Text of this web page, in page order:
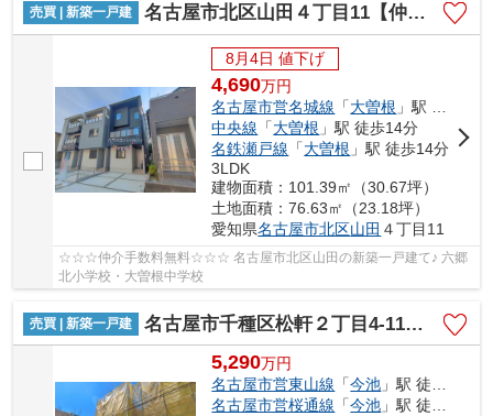
売買 | 新築一戸建 名古屋市北区山田４丁目11【仲介手数料無料】新築一戸建て 3号棟
8月4日 値下げ
4,690万円
名古屋市営名城線 「大曽根 」駅 徒歩14分
中央線 「大曽根 」駅 徒歩14分
名鉄瀬戸線 「大曽根 」駅 徒歩14分
3LDK
建物面積：101.39㎡（30.67坪）
土地面積：76.63㎡（23.18坪）
愛知県名古屋市北区山田 ４丁目11
☆☆☆仲介手数料無料☆☆☆ 名古屋市北区山田の新築一戸建て♪ 六郷
北小学校・大曽根中学校
売買 | 新築一戸建 名古屋市千種区松軒２丁目4-11【仲介手数料無料】新築一戸建て 1号棟
5,290万円
名古屋市営東山線 「今池 」駅 徒歩17分
名古屋市営桜通線 「今池 」駅 徒歩17分